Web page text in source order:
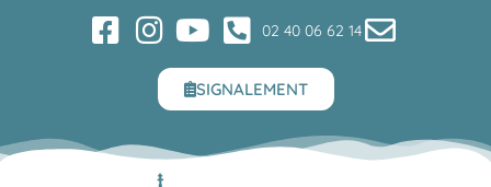
02 40 06 62 14
SIGNALEMENT